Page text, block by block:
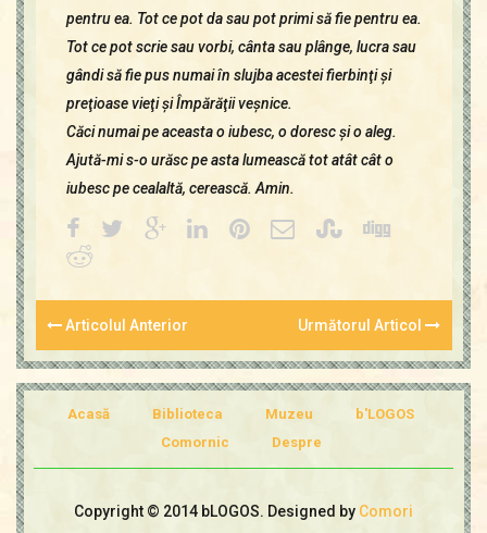
pentru ea. Tot ce pot da sau pot primi să fie pentru ea.
Tot ce pot scrie sau vorbi, cânta sau plânge, lucra sau
gândi să fie pus numai în slujba acestei fierbinţi şi
preţioase vieţi şi Împărăţii veşnice.
Căci numai pe aceasta o iubesc, o doresc şi o aleg.
Ajută-mi s-o urăsc pe asta lumească tot atât cât o
iubesc pe cealaltă, cerească. Amin.
Articolul Anterior Următorul Articol
Acasă Biblioteca Muzeu
b'LOGOS
Comornic
Despre
Copyright © 2014 bLOGOS. Designed by Comori